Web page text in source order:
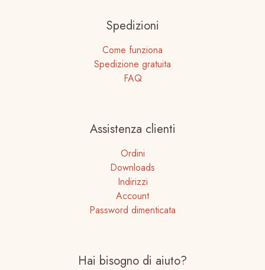
Spedizioni
Come funziona
Spedizione gratuita
FAQ
Assistenza clienti
Ordini
Downloads
Indirizzi
Account
Password dimenticata
Hai bisogno di aiuto?